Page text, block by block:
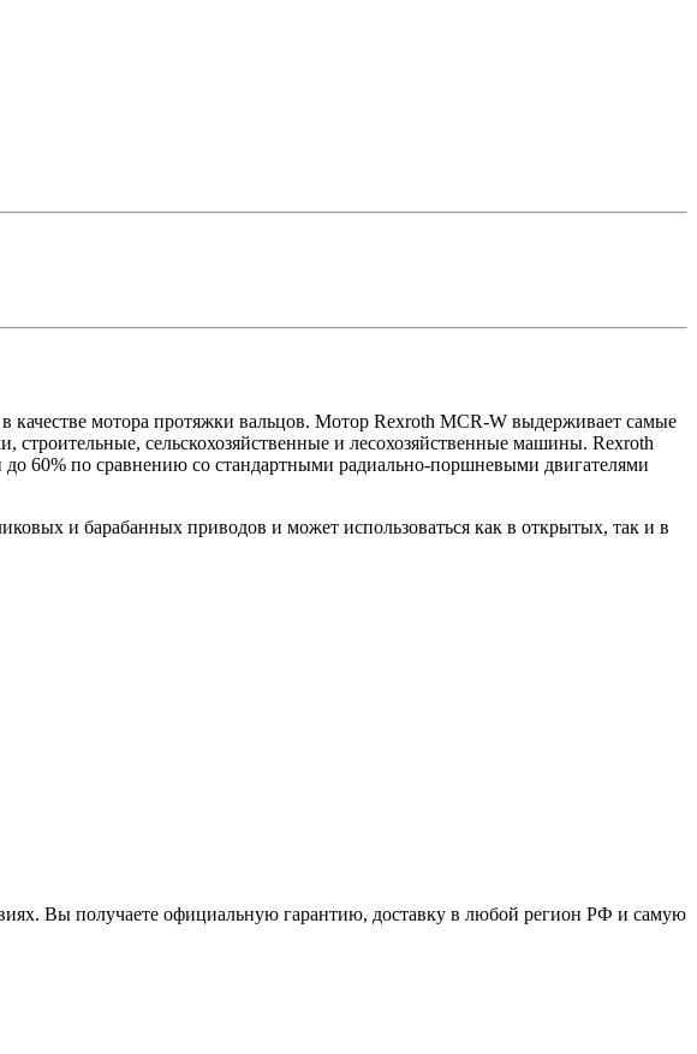
мотора протяжки вальцов. Мотор Rexroth MCR-W выдерживает самые
сельскохозяйственные и лесохозяйственные машины. Rexroth
60% по сравнению со стандартными радиально-поршневыми двигателями
и барабанных приводов и может использоваться как в открытых, так и в
Вы получаете официальную гарантию, доставку в любой регион РФ и самую